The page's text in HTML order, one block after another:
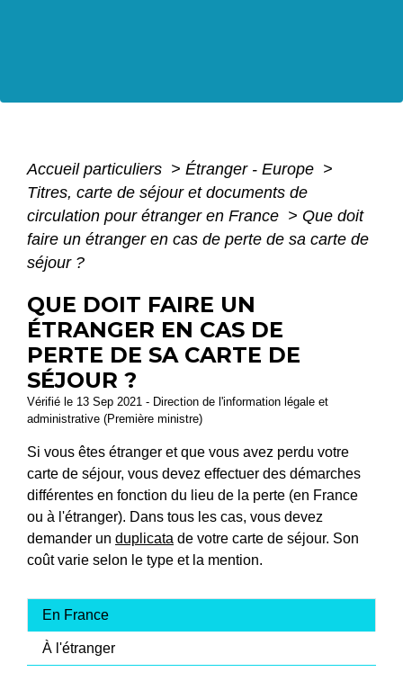
Accueil particuliers > Étranger - Europe >
Titres, carte de séjour et documents de
circulation pour étranger en France > Que doit
faire un étranger en cas de perte de sa carte de
séjour ?
QUE DOIT FAIRE UN
ÉTRANGER EN CAS DE
PERTE DE SA CARTE DE
SÉJOUR ?
Vérifié le 13 Sep 2021 - Direction de l'information légale et
administrative (Première ministre)
Si vous êtes étranger et que vous avez perdu votre
carte de séjour, vous devez effectuer des démarches
différentes en fonction du lieu de la perte (en France
ou à l'étranger). Dans tous les cas, vous devez
demander un duplicata de votre carte de séjour. Son
coût varie selon le type et la mention.
En France
À l'étranger